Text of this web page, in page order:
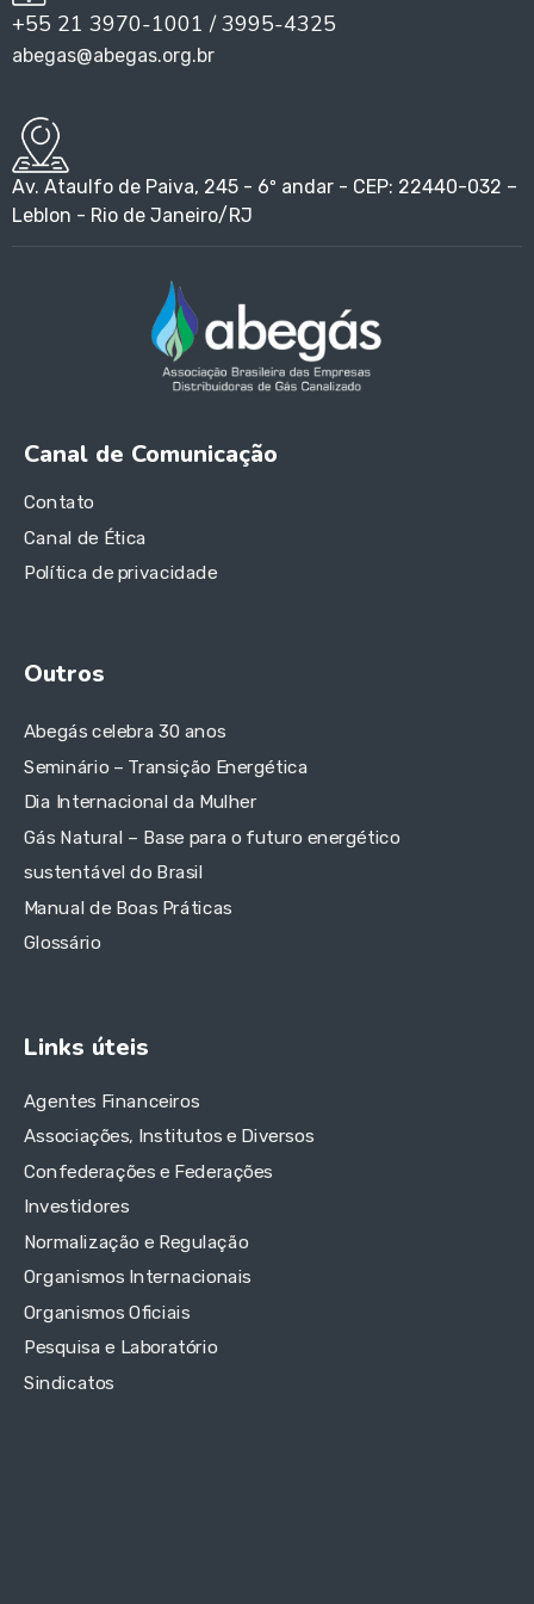
+55 21 3970-1001 / 3995-4325
abegas@abegas.org.br
Av. Ataulfo de Paiva, 245 - 6º andar - CEP: 22440-032 –
Leblon - Rio de Janeiro/RJ
Canal de Comunicação
Contato
Canal de Ética
Política de privacidade
Outros
Abegás celebra 30 anos
Seminário – Transição Energética
Dia Internacional da Mulher
Gás Natural – Base para o futuro energético
sustentável do Brasil
Manual de Boas Práticas
Glossário
Links úteis
Agentes Financeiros
Associações, Institutos e Diversos
Confederações e Federações
Investidores
Normalização e Regulação
Organismos Internacionais
Organismos Oficiais
Pesquisa e Laboratório
Sindicatos